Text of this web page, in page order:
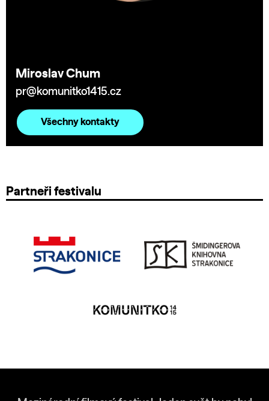
Miroslav Chum
pr@komunitko1415.cz
Všechny kontakty
Partneři festivalu